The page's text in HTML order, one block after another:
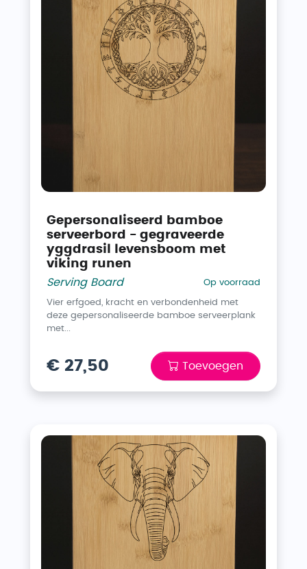
Gepersonaliseerd bamboe
serveerbord - gegraveerde
yggdrasil levensboom met
viking runen
Serving Board Op voorraad
Vier erfgoed, kracht en verbondenheid met
deze gepersonaliseerde bamboe serveerplank
met...
€ 27,50 Toevoegen